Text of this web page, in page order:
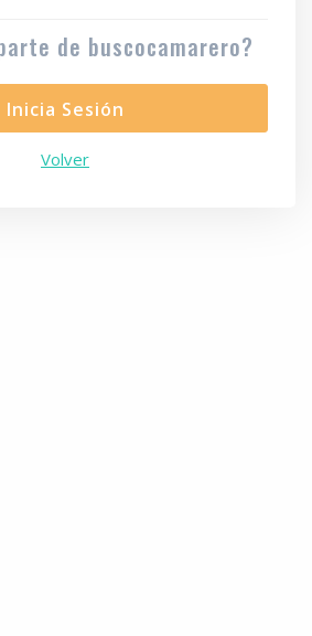
de buscocamarero?
Inicia Sesión
Volver